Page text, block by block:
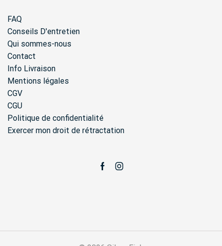
FAQ
Conseils D'entretien
Qui sommes-nous
Contact
Info Livraison
Mentions légales
CGV
CGU
Politique de confidentialité
Exercer mon droit de rétractation
FacebookInstagram